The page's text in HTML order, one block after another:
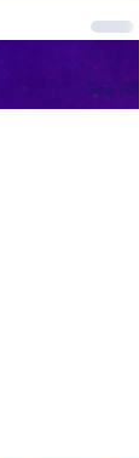
See All